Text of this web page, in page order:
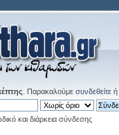
. Παρακαλούμε συνδεθείτε ή
και διάρκεια σύνδεσης